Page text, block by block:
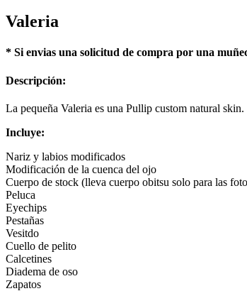
Valeria
* Si envias una solicitud de compra por una
Descripción:
La pequeña Valeria es una Pullip custom natural
Incluye:
Nariz y labios modificados
Modificación de la cuenca del ojo
Cuerpo de stock (lleva cuerpo obitsu solo para las
Peluca
Eyechips
Pestañas
Vesitdo
Cuello de pelito
Calcetines
Diadema de oso
Zapatos